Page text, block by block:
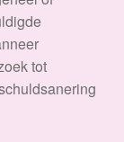
tot